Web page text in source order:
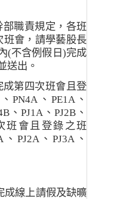
部職責規定 ， 各班
班會，請學藝股長
(不含例假日 )完成
送出。
成第四次班會且登
、PN4A 、 PE1A、
、 PJ1A、 PJ2B、
班會且登錄之班
、 PJ2A、PJ3A 、
成線上請假及缺曠